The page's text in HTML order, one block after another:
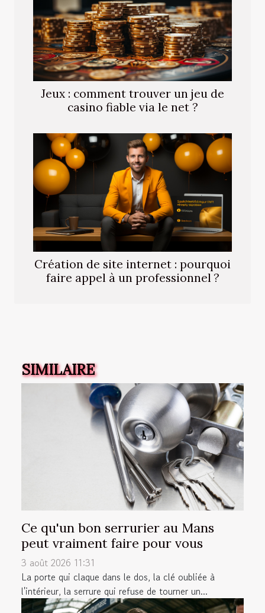
Jeux : comment trouver un jeu de
casino fiable via le net ?
Création de site internet : pourquoi
faire appel à un professionnel ?
SIMILAIRE
Ce qu'un bon serrurier au Mans
peut vraiment faire pour vous
3 août 2026 11:31
La porte qui claque dans le dos, la clé oubliée à
l'intérieur, la serrure qui refuse de tourner un...